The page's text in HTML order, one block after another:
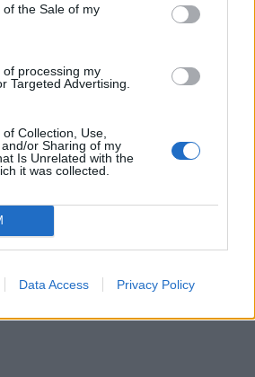
the Sale of my
processing my
Targeted Advertising.
Collection, Use,
or Sharing of my
Is Unrelated with the
it was collected.
Data Access Privacy Policy
στη
μουσεία όλης της χώρας